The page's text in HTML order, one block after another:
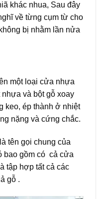
khác nhua, Sau đây
về từng cụm từ cho
bị nhằm lần nửa
một loại cửa nhựa
và bột gỗ xoay
keo, ép thành ở nhiệt
nặng và cứng chắc.
tên gọi chung của
bao gồm có cả cửa
tập hợp tất cả các
gỗ .